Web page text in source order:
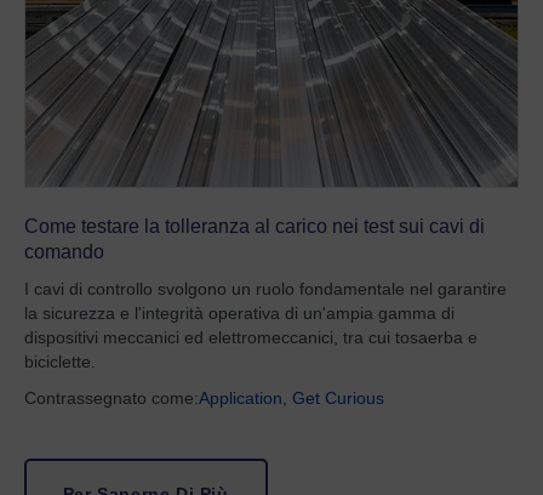
Come testare la tolleranza al carico nei test sui cavi di
comando
I cavi di controllo svolgono un ruolo fondamentale nel garantire
la sicurezza e l'integrità operativa di un'ampia gamma di
dispositivi meccanici ed elettromeccanici, tra cui tosaerba e
biciclette.
Contrassegnato come:Application Get Curious